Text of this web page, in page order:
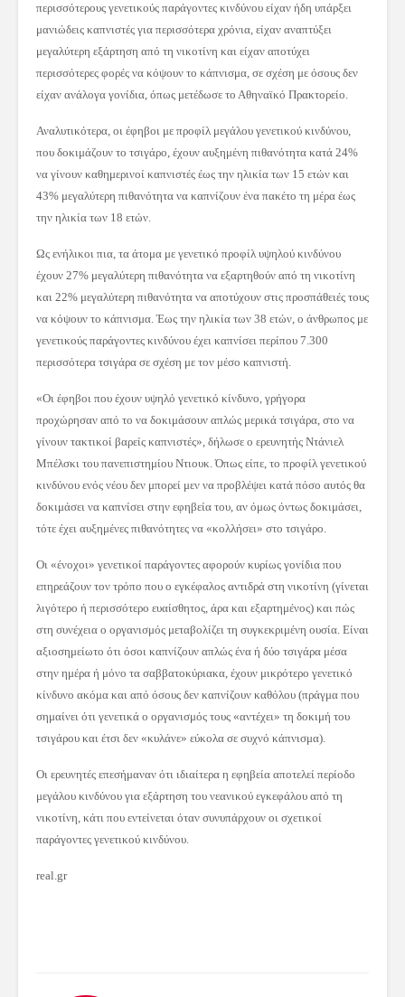
περισσότερους γενετικούς παράγοντες κινδύνου είχαν ήδη υπάρξει
μανιώδεις καπνιστές για περισσότερα χρόνια, είχαν αναπτύξει
μεγαλύτερη εξάρτηση από τη νικοτίνη και είχαν αποτύχει
περισσότερες φορές να κόψουν το κάπνισμα, σε σχέση με όσους δεν
είχαν ανάλογα γονίδια, όπως μετέδωσε το Αθηναϊκό Πρακτορείο.
Αναλυτικότερα, οι έφηβοι με προφίλ μεγάλου γενετικού κινδύνου,
που δοκιμάζουν το τσιγάρο, έχουν αυξημένη πιθανότητα κατά 24%
να γίνουν καθημερινοί καπνιστές έως την ηλικία των 15 ετών και
43% μεγαλύτερη πιθανότητα να καπνίζουν ένα πακέτο τη μέρα έως
την ηλικία των 18 ετών.
Ως ενήλικοι πια, τα άτομα με γενετικό προφίλ υψηλού κινδύνου
έχουν 27% μεγαλύτερη πιθανότητα να εξαρτηθούν από τη νικοτίνη
και 22% μεγαλύτερη πιθανότητα να αποτύχουν στις προσπάθειές τους
να κόψουν το κάπνισμα. Έως την ηλικία των 38 ετών, ο άνθρωπος με
γενετικούς παράγοντες κινδύνου έχει καπνίσει περίπου 7.300
περισσότερα τσιγάρα σε σχέση με τον μέσο καπνιστή.
«Οι έφηβοι που έχουν υψηλό γενετικό κίνδυνο, γρήγορα
προχώρησαν από το να δοκιμάσουν απλώς μερικά τσιγάρα, στο να
γίνουν τακτικοί βαρείς καπνιστές», δήλωσε ο ερευνητής Ντάνιελ
Μπέλσκι του πανεπιστημίου Ντιουκ. Όπως είπε, το προφίλ γενετικού
κινδύνου ενός νέου δεν μπορεί μεν να προβλέψει κατά πόσο αυτός θα
δοκιμάσει να καπνίσει στην εφηβεία του, αν όμως όντως δοκιμάσει,
τότε έχει αυξημένες πιθανότητες να «κολλήσει» στο τσιγάρο.
Οι «ένοχοι» γενετικοί παράγοντες αφορούν κυρίως γονίδια που
επηρεάζουν τον τρόπο που ο εγκέφαλος αντιδρά στη νικοτίνη (γίνεται
λιγότερο ή περισσότερο ευαίσθητος, άρα και εξαρτημένος) και πώς
στη συνέχεια ο οργανισμός μεταβολίζει τη συγκεκριμένη ουσία. Είναι
αξιοσημείωτο ότι όσοι καπνίζουν απλώς ένα ή δύο τσιγάρα μέσα
στην ημέρα ή μόνο τα σαββατοκύριακα, έχουν μικρότερο γενετικό
κίνδυνο ακόμα και από όσους δεν καπνίζουν καθόλου (πράγμα που
σημαίνει ότι γενετικά ο οργανισμός τους «αντέχει» τη δοκιμή του
τσιγάρου και έτσι δεν «κυλάνε» εύκολα σε συχνό κάπνισμα).
Οι ερευνητές επεσήμαναν ότι ιδιαίτερα η εφηβεία αποτελεί περίοδο
μεγάλου κινδύνου για εξάρτηση του νεανικού εγκεφάλου από τη
νικοτίνη, κάτι που εντείνεται όταν συνυπάρχουν οι σχετικοί
παράγοντες γενετικού κινδύνου.
real.gr